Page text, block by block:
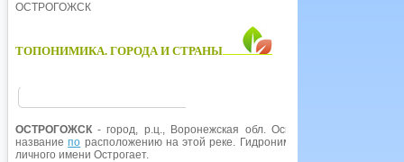
ОСТРОГОЖСК
ТОПОНИМИКА. ГОРОДА И СТРАНЫ
ОСТРОГОЖСК - город, р.ц., Воронежская обл. Основан в 1652 г. при
названиепо расположению на этой реке. Гидроним образован как
личного имени Острогает.